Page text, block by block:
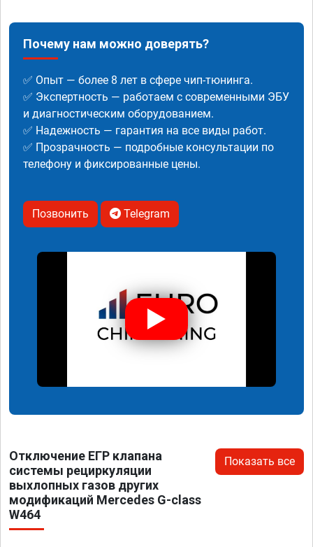
Почему нам можно доверять?
✅ Опыт — более 8 лет в сфере чип-тюнинга.
✅ Экспертность — работаем с современными ЭБУ
и диагностическим оборудованием.
✅ Надежность — гарантия на все виды работ.
✅ Прозрачность — подробные консультации по
телефону и фиксированные цены.
Позвонить Telegram
Отключение ЕГР клапана
системы рециркуляции
выхлопных газов других
модификаций Mercedes G-class
W464
Показать все